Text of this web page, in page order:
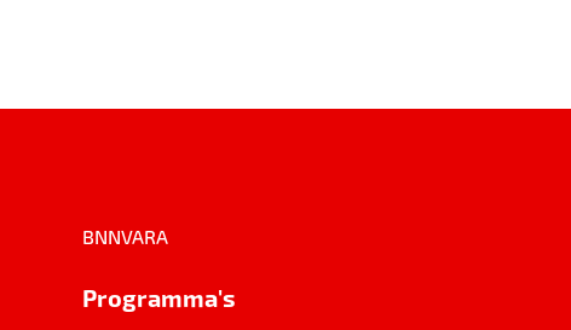
BNNVARA
Programma's